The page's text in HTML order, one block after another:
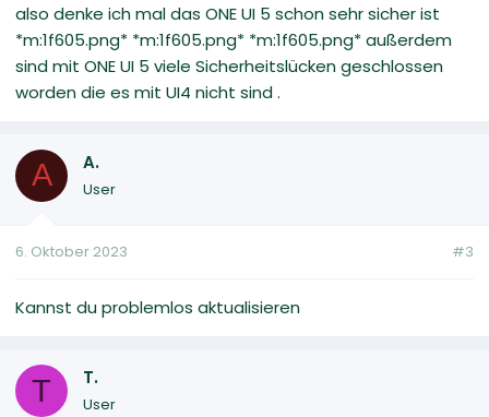
also denke ich mal das ONE UI 5 schon sehr sicher ist
*m:1f605.png* *m:1f605.png* *m:1f605.png* außerdem
sind mit ONE UI 5 viele Sicherheitslücken geschlossen
worden die es mit UI4 nicht sind .
A A.
User
6. Oktober 2023 #3
Kannst du problemlos aktualisieren
T T.
User